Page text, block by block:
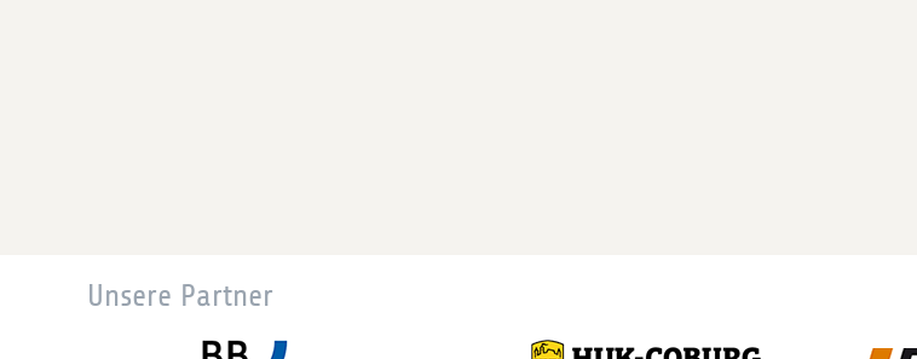
Unsere Partner